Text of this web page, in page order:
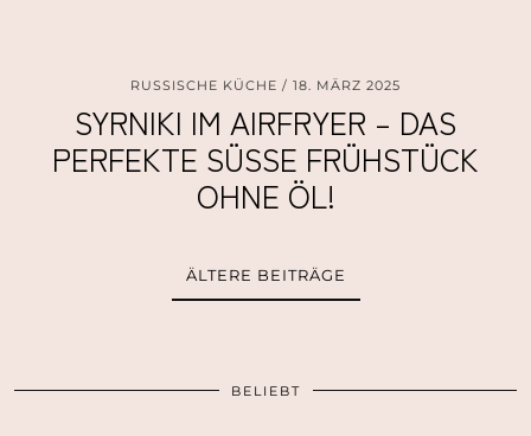
RUSSISCHE KÜCHE 18. MÄRZ 2025
SYRNIKI IM AIRFRYER – DAS
PERFEKTE SÜSSE FRÜHSTÜCK O
HNE ÖL!
ÄLTERE BEITRÄGE
BELIEBT